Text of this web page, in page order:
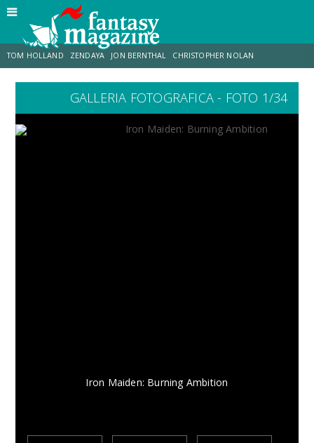
TOM HOLLAND ZENDAYA JON BERNTHAL CHRISTOPHER NOLAN
LUCCA COMICS & GAMES ODISSEA CHRIS MCKENNA
GALLERIA FOTOGRAFICA - FOTO 1/34
Iron Maiden: Burning Ambition